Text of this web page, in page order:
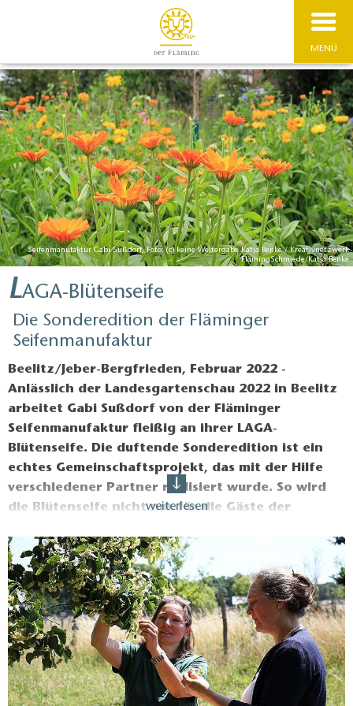
MENÜ
Seifenmanufaktur Gabi Sußdorf, Foto: (c) keine Weitergabe Katja Benke / Kreativnetzwerk
FlämingSchmiede/Katja Benke
LAGA-Blütenseife
Die Sonderedition der Fläminger
Seifenmanufaktur
Beelitz/Jeber-Bergfrieden, Februar 2022 -
Anlässlich der Landesgartenschau 2022 in Beelitz
arbeitet Gabi Sußdorf von der Fläminger
Seifenmanufaktur fleißig an ihrer LAGA-
Blütenseife. Die duftende Sonderedition ist ein
echtes Gemeinschaftsprojekt, das mit der Hilfe
verschiedener Partner realisiert wurde. So wird
die Blütenseife nicht nur für die Gäste der
sondern auch ein Andenken an die gemeinsame
Arbeit aller Projektpartner.
Alles begann mit einem Aufruf im Spätsommer 2021.
Landwirte und (Hobby-)Gärtner:innen in Beelitz und
Umgebung konnten sich bei Gabi Sußdorf melden, um
Blüten zu spenden. So steuerte beispielsweise Barbara Rahl
vom Zebrahof Lindenblüten hinzu. Lutz und Kerstin Pahl
vom Beelitzer Blühstreifen e.V. spendeten Ringelblumen aus
weiterlesen